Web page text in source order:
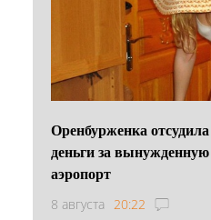
Оренбурженка
деньги за вынужденную
аэропорт
8 августа 20:22